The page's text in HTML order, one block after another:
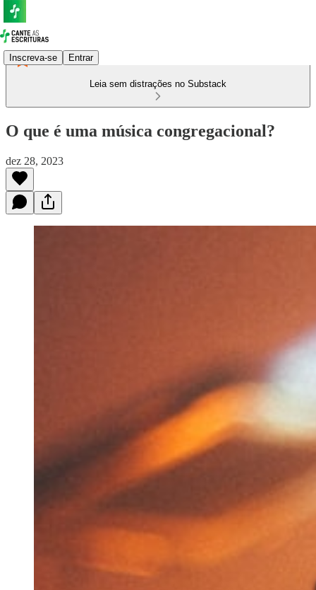
Inscreva-se Entrar
Leia sem distrações no Substack
O que é uma música congregacional?
dez 28, 2023